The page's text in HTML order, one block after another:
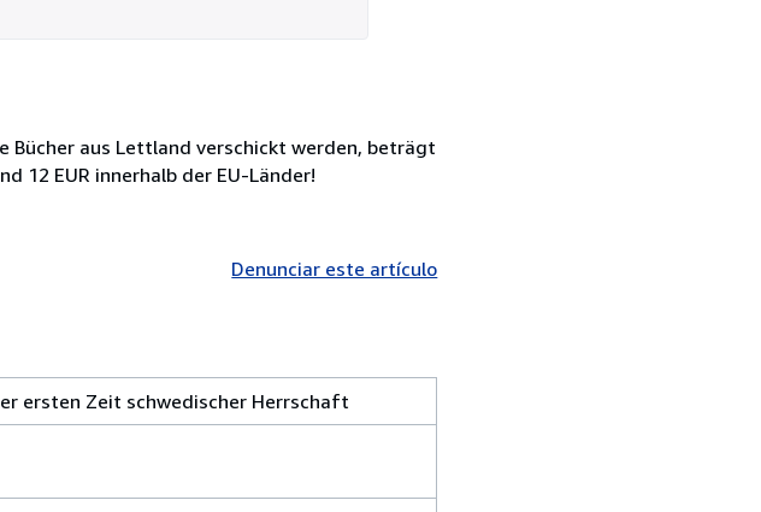
Bücher aus Lettland verschickt werden, beträgt
12 EUR innerhalb der EU-Länder!
Denunciar este artículo
ersten Zeit schwedischer Herrschaft